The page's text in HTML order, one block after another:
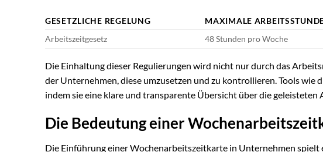
GESETZLICHE REGELUNG MAXIMALE
Arbeitszeitgesetz
48 Stunden pro Woche
Die Einhaltung dieser Regulierungen wird nicht nur durch das
der Unternehmen, diese umzusetzen und zu kontrollieren. Tools
indem sie eine klare und transparente Übersicht über die
Die Bedeutung einer
Die Einführung einer Wochenarbeitszeitkarte in Unternehmen spielt